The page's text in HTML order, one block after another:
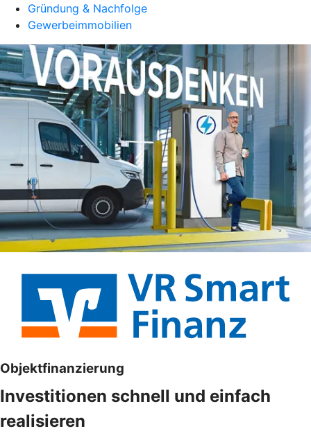
Gründung & Nachfolge
Gewerbeimmobilien
Objektfinanzierung
Investitionen schnell und einfach
realisieren